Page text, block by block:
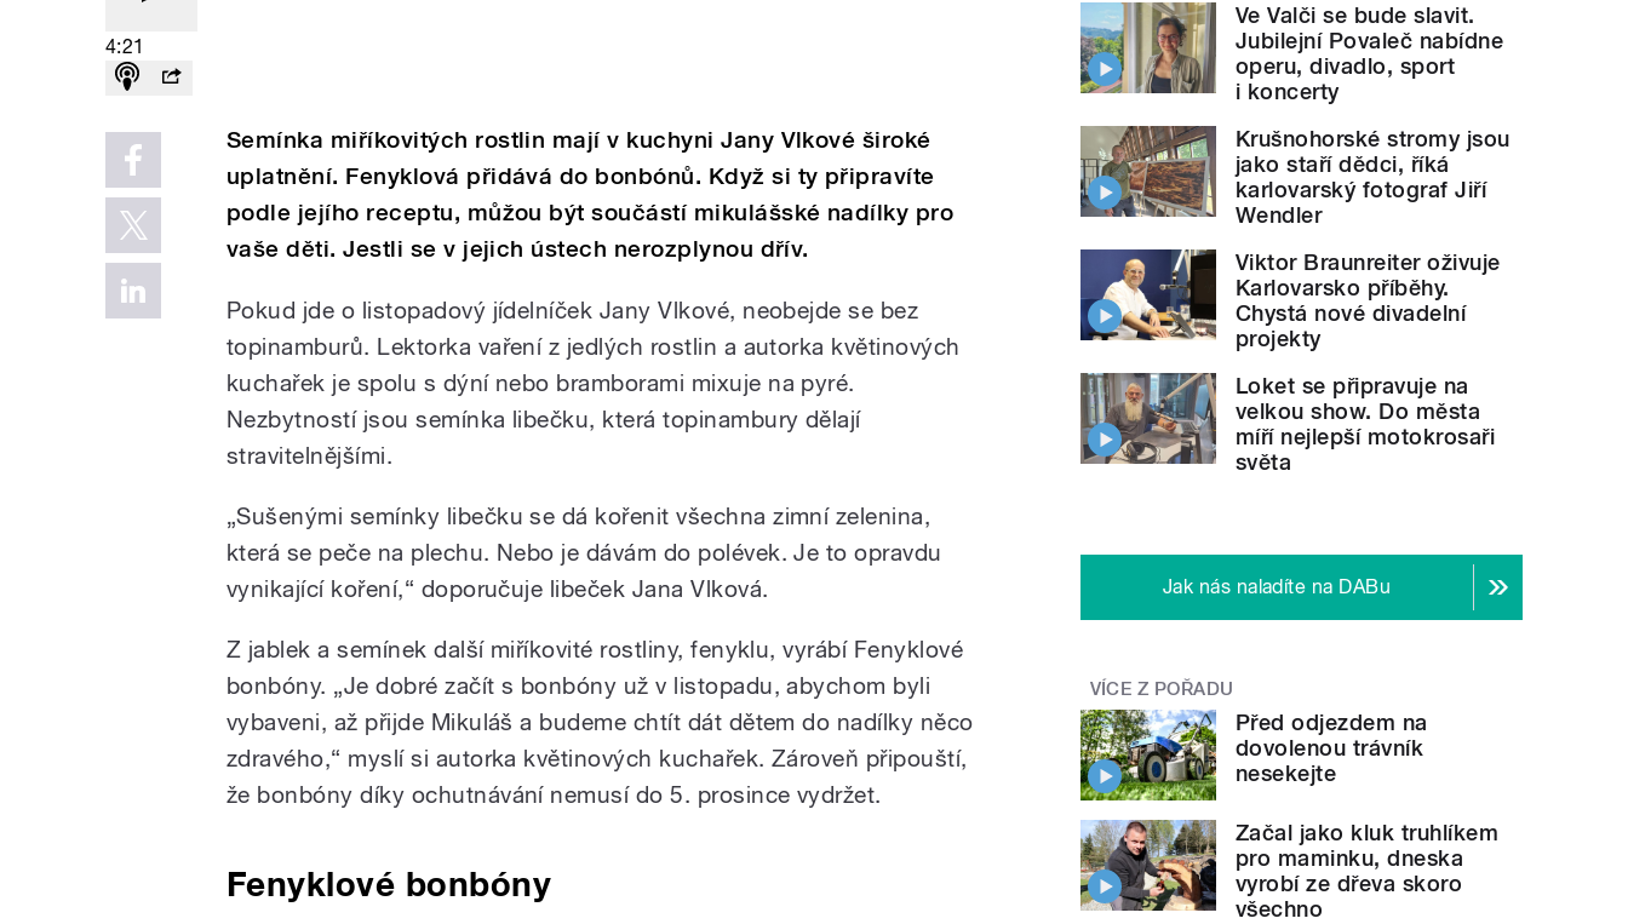
4:21
Semínka miříkovitých rostlin mají v kuchyni Jany Vlkové široké
uplatnění. Fenyklová přidává do bonbónů. Když si ty připravíte
podle jejího receptu, můžou být součástí mikulášské nadílky pro
vaše děti. Jestli se v jejich ústech nerozplynou dřív.
Pokud jde o listopadový jídelníček Jany Vlkové, neobejde se bez
topinamburů. Lektorka vaření z jedlých rostlin a autorka květinových
kuchařek je spolu s dýní nebo bramborami mixuje na pyré.
Nezbytností jsou semínka libečku, která topinambury dělají
stravitelnějšími.
„Sušenými semínky libečku se dá kořenit všechna zimní zelenina,
která se peče na plechu. Nebo je dávám do polévek. Je to opravdu
vynikající koření,“ doporučuje libeček Jana Vlková.
Z jablek a semínek další miříkovité rostliny, fenyklu, vyrábí Fenyklové
bonbóny. „Je dobré začít s bonbóny už v listopadu, abychom byli
vybaveni, až přijde Mikuláš a budeme chtít dát dětem do nadílky něco
zdravého,“ myslí si autorka květinových kuchařek. Zároveň připouští,
že bonbóny díky ochutnávání nemusí do 5. prosince vydržet.
Fenyklové bonbóny
Ve Valči se bude slavit.
Jubilejní Povaleč nabídne
operu, divadlo, sport
i koncerty
Krušnohorské stromy jsou
jako staří dědci, říká
karlovarský fotograf Jiří
Wendler
Viktor Braunreiter oživuje
Karlovarsko příběhy.
Chystá nové divadelní
projekty
Loket se připravuje na
velkou show. Do města
míří nejlepší motokrosaři
světa
Jak nás naladíte na DABu
VÍCE Z POŘADU
Před odjezdem na
dovolenou trávník
nesekejte
Začal jako kluk truhlíkem
pro maminku, dneska
vyrobí ze dřeva skoro
všechno